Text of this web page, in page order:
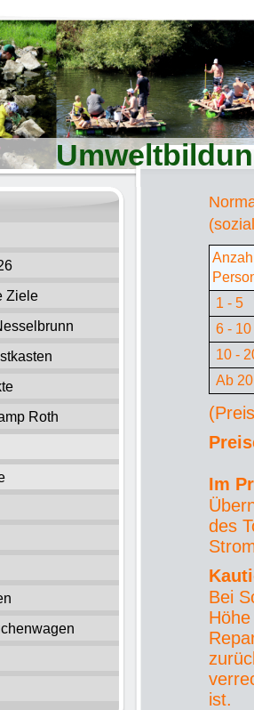
1 - 5
6 - 10
10 -
Ab 20
Im
des
Bei
ist.
Ziele
Roth